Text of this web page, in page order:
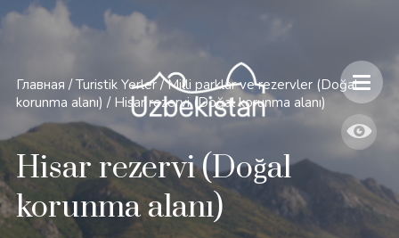
Главная / Turistik Yerler / Milli parklar ve rezervler (Doğal
korunma alanı) / Hisar rezervi (Doğal korunma alanı)
Hisar rezervi (Doğal
korunma alanı)